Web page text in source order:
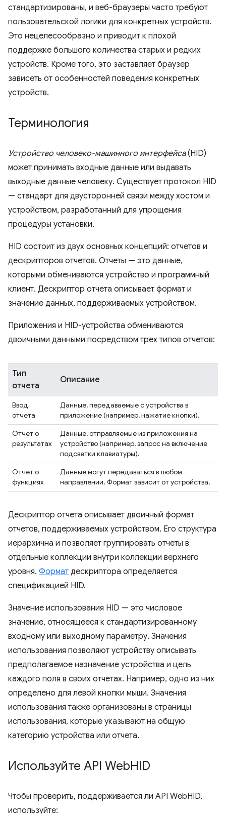
стандартизированы, и веб-браузеры часто требуют
пользовательской логики для конкретных устройств.
Это нецелесообразно и приводит к плохой
поддержке большого количества старых и редких
устройств. Кроме того, это заставляет браузер
зависеть от особенностей поведения конкретных
устройств.
Терминология
Устройство человеко-машинного интерфейса(HID)
может принимать входные данные или выдавать
выходные данные человеку. Существует протокол HID
— стандарт для двусторонней связи между хостом и
устройством, разработанный для упрощения
процедуры установки.
HID состоит из двух основных концепций: отчетов и
дескрипторов отчетов. Отчеты — это данные,
которыми обмениваются устройство и программный
клиент. Дескриптор отчета описывает формат и
значение данных, поддерживаемых устройством.
Приложения и HID-устройства обмениваются
двоичными данными посредством трех типов отчетов:
Тип
отчета
Описание
Ввод
отчета
Данные, передаваемые с устройства в
приложение (например, нажатие кнопки).
Отчет о
результатах
Данные, отправляемые из приложения на
устройство (например, запрос на включение
подсветки клавиатуры).
Отчет о
функциях
Данные могут передаваться в любом
направлении. Формат зависит от устройства.
Дескриптор отчета описывает двоичный формат
отчетов, поддерживаемых устройством. Его структура
иерархична и позволяет группировать отчеты в
отдельные коллекции внутри коллекции верхнего
уровня. Формат дескриптора определяется
спецификацией HID.
Значение использования HID — это числовое
значение, относящееся к стандартизированному
входному или выходному параметру. Значения
использования позволяют устройству описывать
предполагаемое назначение устройства и цель
каждого поля в своих отчетах. Например, одно из них
определено для левой кнопки мыши. Значения
использования также организованы в страницы
использования, которые указывают на общую
категорию устройства или отчета.
Используйте API WebHID
Чтобы проверить, поддерживается ли API WebHID,
используйте: